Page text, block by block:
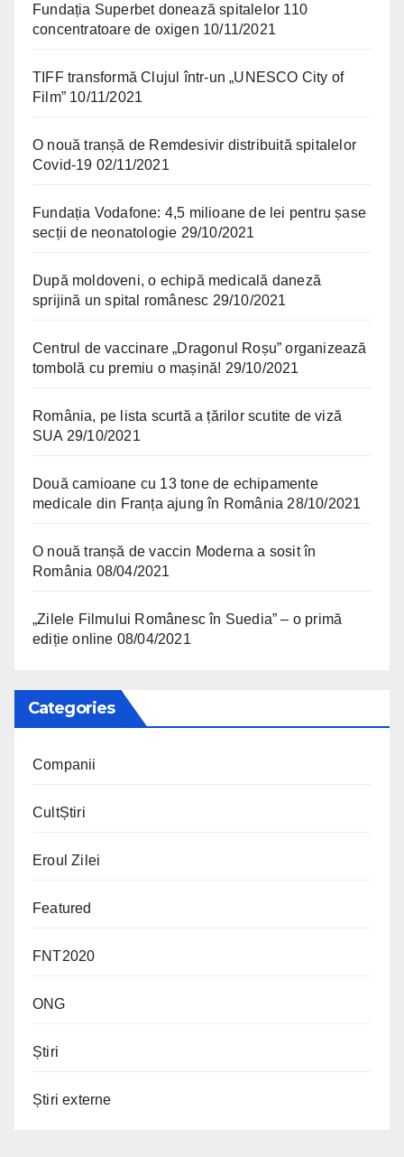
Fundația Superbet donează spitalelor 110
concentratoare de oxigen 10/11/2021
TIFF transformă Clujul într-un „UNESCO City of
Film” 10/11/2021
O nouă tranșă de Remdesivir distribuită spitalelor
Covid-19 02/11/2021
Fundația Vodafone: 4,5 milioane de lei pentru șase
secții de neonatologie 29/10/2021
După moldoveni, o echipă medicală daneză
sprijină un spital românesc 29/10/2021
Centrul de vaccinare „Dragonul Roșu” organizează
tombolă cu premiu o mașină! 29/10/2021
România, pe lista scurtă a țărilor scutite de viză
SUA 29/10/2021
Două camioane cu 13 tone de echipamente
medicale din Franța ajung în România 28/10/2021
O nouă tranșă de vaccin Moderna a sosit în
România 08/04/2021
„Zilele Filmului Românesc în Suedia” – o primă
ediție online 08/04/2021
Categories
Companii
CultȘtiri
Eroul Zilei
Featured
FNT2020
ONG
Știri
Știri externe